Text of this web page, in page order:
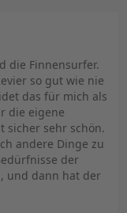
die Finnensurfer.
so gut wie nie
das für mich als
die eigene
sicher sehr schön.
andere Dinge zu
der
und dann hat der